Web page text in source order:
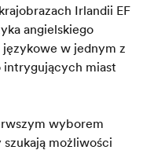
Irlandii EF
angielskiego
w jednym z
miast
wyborem
możliwości